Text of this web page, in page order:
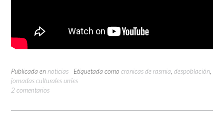
Publicada en noticias Etiquetada como cronicas de rasmia despoblación
jornadas culturales urries
2 comentarios